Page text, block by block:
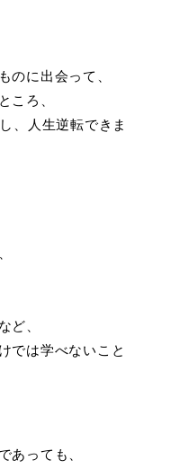
のに出会って、
ころ、
、人生逆転できま
ど、
では学べないこと
あっても、